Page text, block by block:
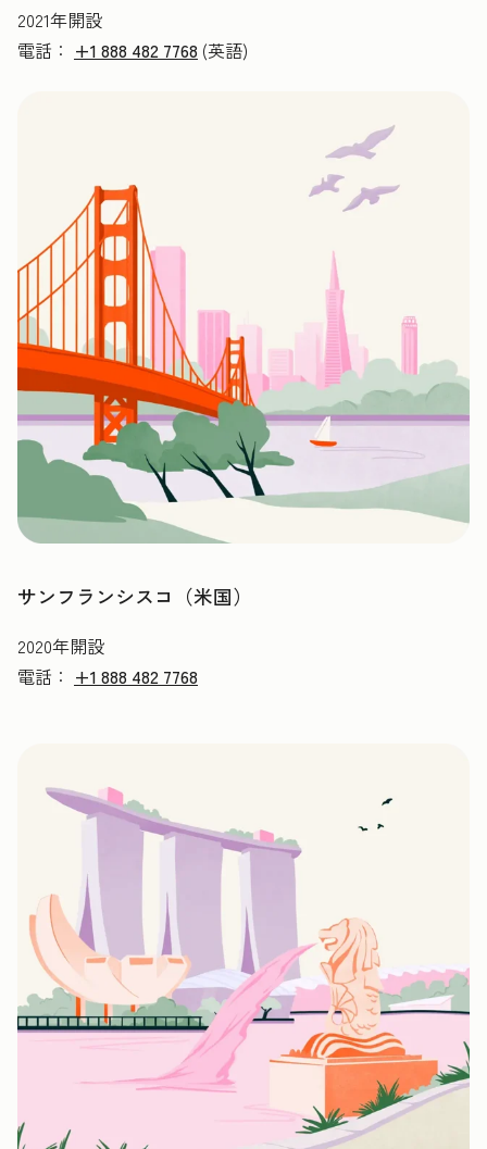
2021年開設
電話： +1 888 482 7768 (英語)
サンフランシスコ（米国）
2020年開設
電話： +1 888 482 7768